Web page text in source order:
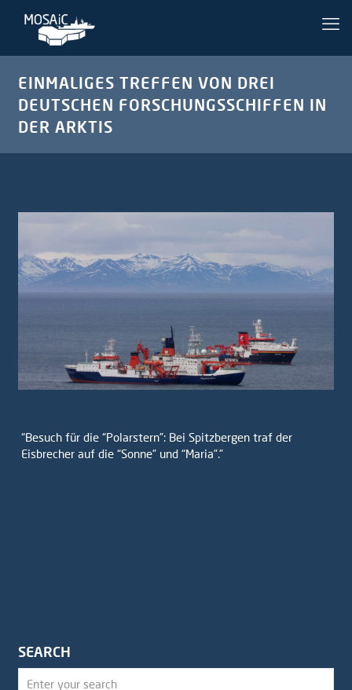
EINMALIGES TREFFEN VON DREI
DEUTSCHEN FORSCHUNGSSCHIFFEN IN
DER ARKTIS
“Besuch für die “Polarstern”: Bei Spitzbergen traf der
Eisbrecher auf die “Sonne” und “Maria”.”
SEARCH